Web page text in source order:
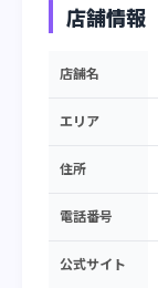
店舗情報
店舗名
エリア
住所
電話番号
公式サイト